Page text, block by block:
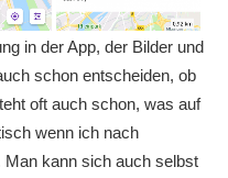
in der App, der Bilder und
schon entscheiden, ob
oft auch schon, was auf
wenn ich nach
kann sich auch selbst